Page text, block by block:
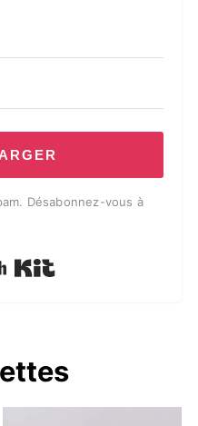
Désabonnez-vous à
Built with Kit